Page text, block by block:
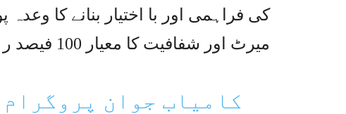
کی فراہمی اور با اختیار بنانے کا
میرٹ اور شفافیت کا معیار 100 فیصد رہا۔
کامیاب جوان